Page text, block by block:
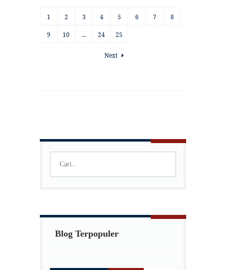
1 2 3 4 5 6 7 8
9 10 ... 24 25
Next
Blog Terpopuler